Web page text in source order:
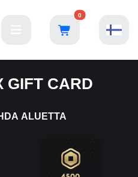
0
GIFT CARD
ALUETTA